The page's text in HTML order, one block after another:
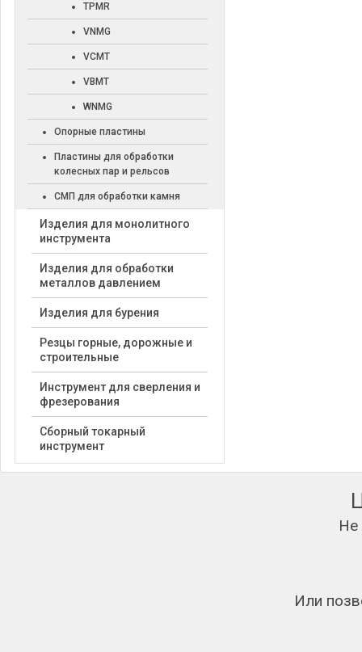
TPMR
VNMG
VCMT
VBMT
WNMG
Опорные пластины
Пластины для обработки
колесных пар и рельсов
СМП для обработки камня
Изделия для монолитного
инструмента
Изделия для обработки
металлов давлением
Изделия для бурения
Резцы горные, дорожные и
строительные
Инструмент для сверления и
фрезерования
Сборный токарный
инструмент
Не
Или